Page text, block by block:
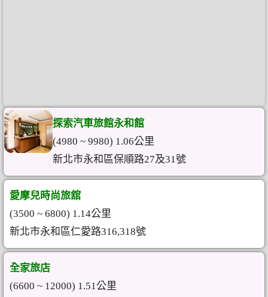
探索汽車旅館永和館
(4980 ~ 9980) 1.06公里
新北市永和區保順路27及31號
愛摩兒時尚旅舘
(3500 ~ 6800) 1.14公里
新北市永和區仁愛路316,318號
全家旅店
(6600 ~ 12000) 1.51公里